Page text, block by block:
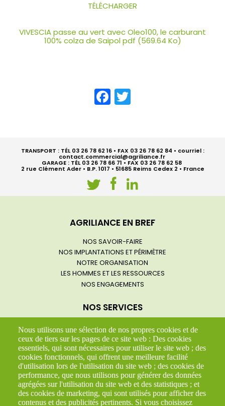
TÉLÉCHARGER
VIVESCIA passe au vert avec Oleo100, le carburant
100% colza de Saipol pdf (569.64 Ko)
Facebook
TRANSPORT : TÉL 03 26 78 62 16 • FAX 03 26 78 62 84 • courriel :
contact.commercial@agriliance.fr
GARAGE : TÉL 03 26 78 66 71 • FAX 03 26 78 62 58
2 rue Clément Ader • B.P. 1017 • 51685 Reims Cedex 2 • France
NavigationAGRILIANCE EN BREF
NOS SAVOIR-FAIRE
NOS IMPLANTATIONS ET PÉRIMÈTRE
NOTRE ORGANISATION
LES HOMMES ET LES RESSOURCES
NOS ENGAGEMENTS
NOS SERVICES
TRANSPORT ROUTE
TRANSPORT MULTI-MODAL
ATELIERS PL/VL/SOUDURE
COMMISSIONNAIRE EN TRANSPORT
LES PRODUITS TRANSPORTÉS
AGRICULTURE & NUTRITION
Nous utilisons une sélection de nos propres cookies et de
ceux de tiers sur les pages de ce site web : Des cookies
essentiels, qui sont nécessaires pour utiliser le site web ; des
cookies fonctionnels, qui offrent une meilleure facilité
d'utilisation lors de l'utilisation du site web ; des cookies de
performance, que nous utilisons pour générer des données
agrégées sur l'utilisation du site web et des statistiques ; et
des cookies de marketing, qui sont utilisés pour afficher des
contenus et des publicités pertinents. Si vous choisissez